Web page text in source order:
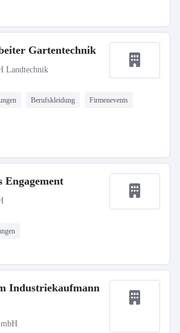
Gartentechnik
Landtechnik
Berufskleidung Firmenevents
Engagement
Industriekaufmann